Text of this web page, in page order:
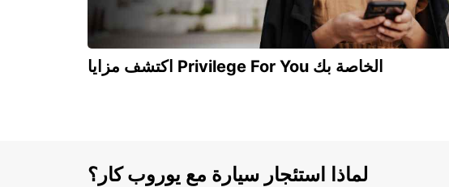
اكتشف مزايا Privilege For You الخاصة بك
لماذا استئجار سيارة مع يوروب كار؟